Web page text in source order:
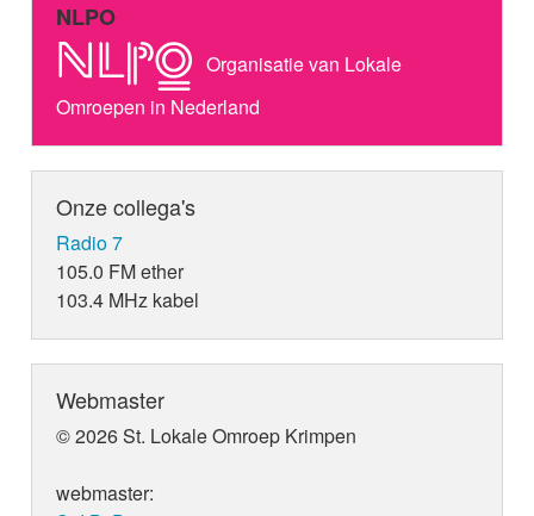
NLPO
Organisatie van Lokale
Omroepen in Nederland
Onze collega's
Radio 7
105.0 FM ether
103.4 MHz kabel
Webmaster
© 2026 St. Lokale Omroep Krimpen
webmaster: